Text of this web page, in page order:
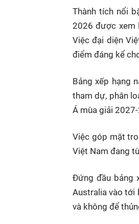
Thành tích nổi
2026 được xem
Việc đại diện
điểm đáng kể
Bảng xếp hạng
tham dự, phân
Á mùa giải
Việc góp mặt
Việt Nam đang
Đứng đầu bảng
Australia vào tới
và không để